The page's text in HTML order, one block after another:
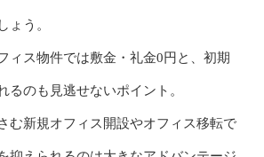
ょう。
ィス物件では敷金・礼金0円と、初期
るのも見逃せないポイント。
む新規オフィス開設やオフィス移転で